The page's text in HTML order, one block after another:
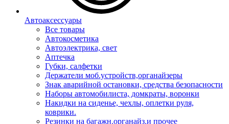
Автоаксессуары
Все товары
Автокосметика
Автоэлектрика, свет
Аптечка
Губки, салфетки
Держатели моб.устройств,органайзеры
Знак аварийной остановки, средства безопасности
Наборы автомобилиста, домкраты, воронки
Накидки на сиденье, чехлы, оплетки руля,
коврики.
Резинки на багажн.органайз.и прочее